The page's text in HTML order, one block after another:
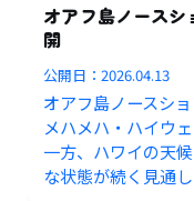
オアフ島ノース
開
公開日：2026.04.13
オアフ島ノースシ
メハメハ・ハイウ
一方、ハワイの天
な状態が続く見通し